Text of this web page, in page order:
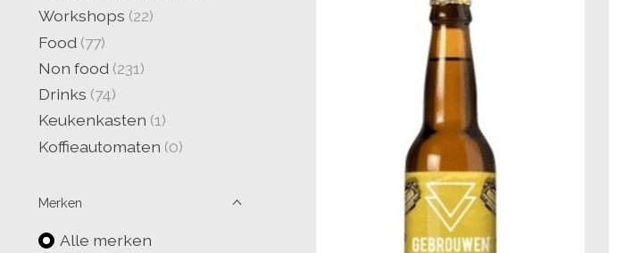
Workshops (22)
Food (77)
Non food (231)
Drinks (74)
Keukenkasten (1)
Koffieautomaten (0)
Merken
Alle merken